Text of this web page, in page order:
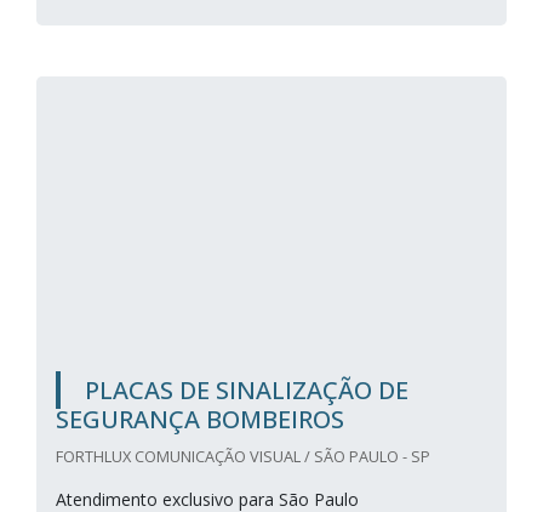
PLACAS DE SINALIZAÇÃO DE
SEGURANÇA BOMBEIROS
FORTHLUX COMUNICAÇÃO VISUAL / SÃO PAULO - SP
Atendimento exclusivo para São Paulo